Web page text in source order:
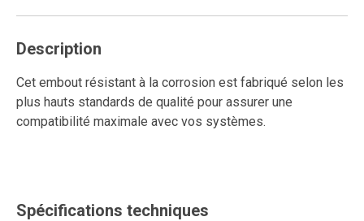
Description
Cet embout résistant à la corrosion est fabriqué selon les
plus hauts standards de qualité pour assurer une
compatibilité maximale avec vos systèmes.
Spécifications techniques